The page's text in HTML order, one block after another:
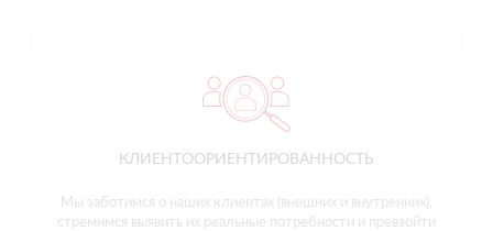
КЛИЕНТООРИЕНТИРОВАННОСТЬ
Мы заботимся о наших клиентах (внешних и внутренних),
стремимся выявить их реальные потребности и превзойти